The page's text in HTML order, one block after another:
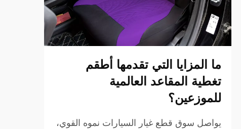
ما المزايا التي تقدمها أطقم
تغطية المقاعد العالمية
للموزعين؟
يواصل سوق قطع غيار السيارات نموه القوي،